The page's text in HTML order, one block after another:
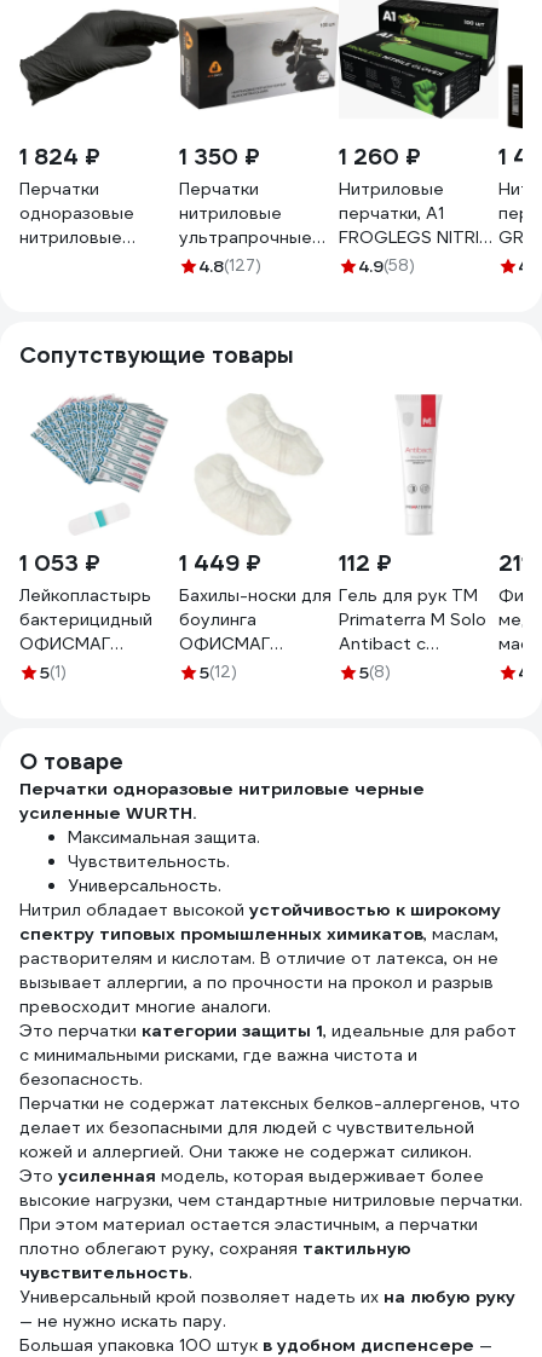
1 824 ₽
Перчатки
одноразовые
нитриловые
1 350 ₽
Перчатки
нитриловые
ультрапрочные
Jeta Safety 100
4.8(127)
1 260 ₽
Нитриловые
перчатки, A1
FROGLEGS NITRIL
GLOVES зеленые,
4.9(58)
1
шт),4.9
Сопутствующие товары
1 053 ₽
Лейкопластырь
бактерицидный
ОФИСМАГ
ВЕРОФАРМ,
5(1)
1 449 ₽
Бахилы-носки для
боулинга
ОФИСМАГ
МЕДСЕРВИС
5(12)
112 ₽
Гель для рук TM
Primaterra M Solo
Antibact с
антибактериальным
5(8)
104
О товаре
Перчатки одноразовые нитриловые черные
усиленные WURTH.
Максимальная защита.
Чувствительность.
Универсальность.
Нитрил обладает высокой устойчивостью к широкому
спектру типовых промышленных химикатов, маслам,
растворителям и кислотам. В отличие от латекса, он не
вызывает аллергии, а по прочности на прокол и разрыв
превосходит многие аналоги.
Это перчатки категории защиты 1, идеальные для работ
с минимальными рисками, где важна чистота и
безопасность.
Перчатки не содержат латексных белков-аллергенов, что
делает их безопасными для людей с чувствительной
кожей и аллергией. Они также не содержат силикон.
Это усиленная модель, которая выдерживает более
высокие нагрузки, чем стандартные нитриловые перчатки.
При этом материал остается эластичным, а перчатки
плотно облегают руку, сохраняя тактильную
чувствительность.
Универсальный крой позволяет надеть их на любую руку
— не нужно искать пару.
Большая упаковка 100 штук в удобном диспенсере —